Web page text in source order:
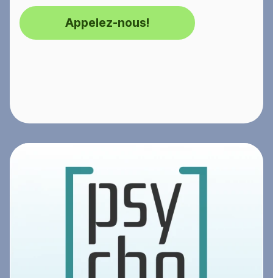
Appelez-nous!